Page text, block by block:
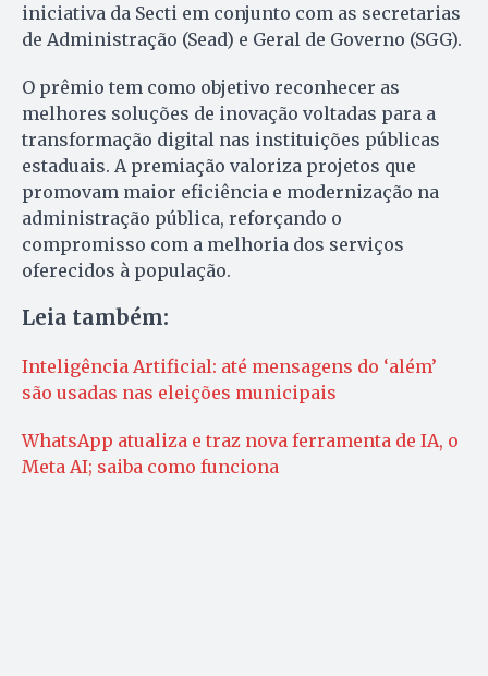
iniciativa da Secti em conjunto com as secretarias
de Administração (Sead) e Geral de Governo (SGG).
O prêmio tem como objetivo reconhecer as
melhores soluções de inovação voltadas para a
transformação digital nas instituições públicas
estaduais. A premiação valoriza projetos que
promovam maior eficiência e modernização na
administração pública, reforçando o
compromisso com a melhoria dos serviços
oferecidos à população.
Leia também:
Inteligência Artificial: até mensagens do ‘além’
são usadas nas eleições municipais
WhatsApp atualiza e traz nova ferramenta de IA, o
Meta AI; saiba como funciona